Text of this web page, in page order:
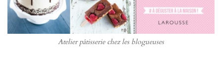
Atelier pâtisserie chez les blogueuses